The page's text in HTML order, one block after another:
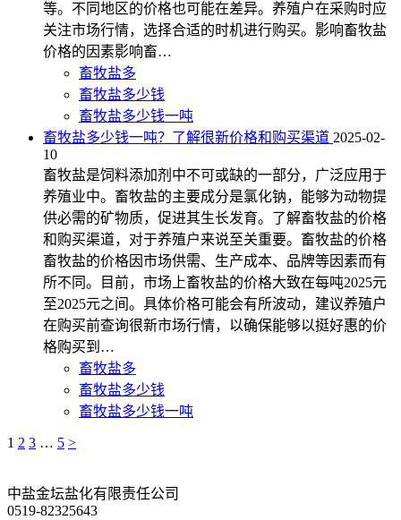
等。不同地区的价格也可能在差异。养殖户在采购时应
关注市场行情，选择合适的时机进行购买。影响畜牧盐
价格的因素影响畜…
畜牧盐多
畜牧盐多少钱
畜牧盐多少钱一吨
畜牧盐多少钱一吨？了解很新价格和购买渠道 2025-02-
10
畜牧盐是饲料添加剂中不可或缺的一部分，广泛应用于
养殖业中。畜牧盐的主要成分是氯化钠，能够为动物提
供必需的矿物质，促进其生长发育。了解畜牧盐的价格
和购买渠道，对于养殖户来说至关重要。畜牧盐的价格
畜牧盐的价格因市场供需、生产成本、品牌等因素而有
所不同。目前，市场上畜牧盐的价格大致在每吨2025元
至2025元之间。具体价格可能会有所波动，建议养殖户
在购买前查询很新市场行情，以确保能够以挺好惠的价
格购买到…
畜牧盐多
畜牧盐多少钱
畜牧盐多少钱一吨
1 2 3 … 5 >
中盐金坛盐化有限责任公司
0519-82325643